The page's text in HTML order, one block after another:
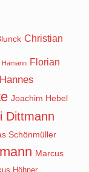
Christian
Hamann Florian
Hannes
Joachim Hebel
Dittmann
Schönmüller
Marcus
Höhner